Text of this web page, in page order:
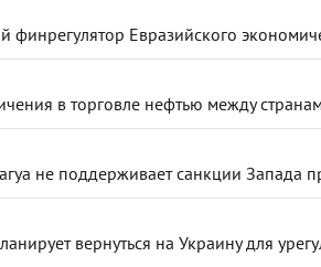
финрегулятор Евразийского
в торговле нефтью между
не поддерживает санкции Запада
вернуться на Украину для